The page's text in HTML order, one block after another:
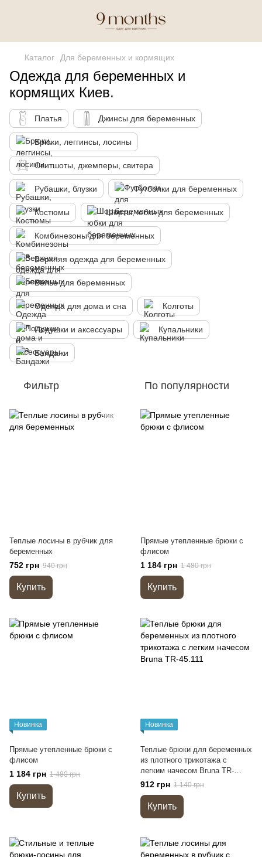
Каталог Для беременных и кормящих
Одежда для беременных и
кормящих Киев.
Платья Джинсы для беременных
Брюки, леггинсы, лосины
Свитшоты, джемперы, свитера
Рубашки, блузки Футболки для беременных
Костюмы Шорты, юбки для беременных
Комбинезоны для беременных
Верхняя одежда для беременных
Белье для беременных
Одежда для дома и сна Колготы
Подушки и аксессуары Купальники
Бандажи
Фильтр По популярности
Теплые лосины в рубчик для
беременных
752 грн 940 грн
Купить
Прямые утепленные брюки с
флисом
1 184 грн 1 480 грн
Купить
Новинка
Прямые утепленные брюки с
флисом
1 184 грн 1 480 грн
Купить
Новинка
Теплые брюки для беременных
из плотного трикотажа с
легким начесом Bruna TR-
45.111
912 грн 1 140 грн
Купить